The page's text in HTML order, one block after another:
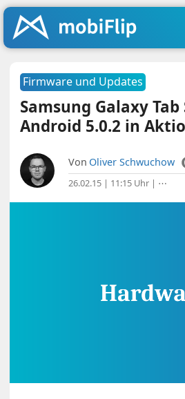
Firmware und Updates
Samsung Galaxy
Android 5.0.2 in
Von Oliver Schwuchow
26.02.15 | 11:15 Uhr | ⋯